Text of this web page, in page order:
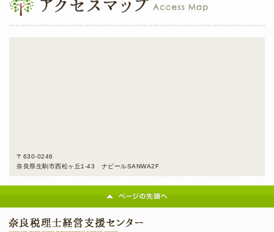
〒630-0246
奈良県生駒市西松ヶ丘1-43 ナビールSANWA2F